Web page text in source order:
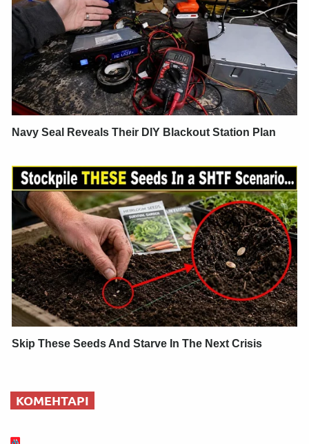
Navy Seal Reveals Their DIY Blackout Station Plan
Skip These Seeds And Starve In The Next Crisis
КОМЕНТАРІ